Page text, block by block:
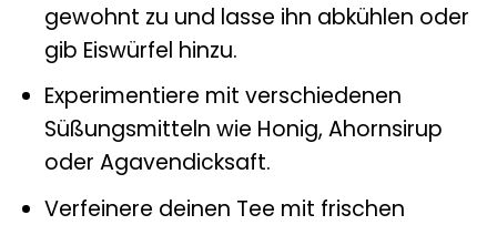
gewohnt zu und lasse ihn abkühlen oder
gib Eiswürfel hinzu.
Experimentiere mit verschiedenen
Süßungsmitteln wie Honig, Ahornsirup
oder Agavendicksaft.
Verfeinere deinen Tee mit frischen